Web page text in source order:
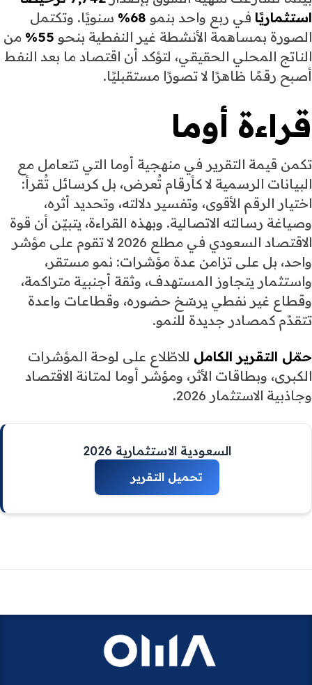
استثماريًا في ربع واحد بنمو 68%
سنويًا. وتكتمل
الصورة بمساهمة الأنشطة غير النفطية بنحو 55%
من
الناتج المحلي الحقيقي، لتؤكد أن اقتصاد ما بعد النفط
أصبح رقمًا ظاهرًا لا تصورًا مستقبليًا.
قراءة أوما
تكمن قيمة التقرير في منهجية أوما التي تتعامل مع
البيانات الرسمية لا كأرقام تُعرض، بل كرسائل تُقرأ:
اختيار الرقم الأقوى، وتفسير دلالته، وتحديد أثره،
وصياغة رسالته الاتصالية. وبهذه القراءة، يتبيّن أن قوة
الاقتصاد السعودي في مطلع 2026 لا تقوم على مؤشر
واحد، بل على تزامن عدة مؤشرات: نمو مستقر،
واستثمار يتجاوز المستهدف، وثقة أجنبية متراكمة،
وقطاع غير نفطي يرسّخ حضوره، وقطاعات واعدة
تتقدّم كمصادر جديدة للنمو.
حمّل التقرير الكامل للاطّلاع على لوحة المؤشرات
الكبرى، وبطاقات الأثر، ومؤشر أوما لمتانة الاقتصاد
وجاذبية الاستثمار 2026.
السعودية الاستثمارية 2026